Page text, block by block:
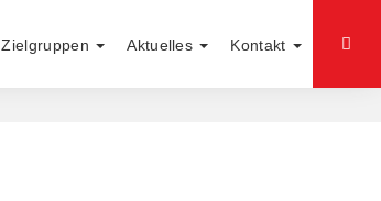
Zielgruppen Aktuelles Kontakt